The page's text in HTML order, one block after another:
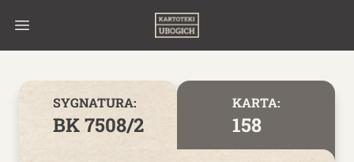
SYGNATURA:
BK 7508/2
KARTA:
158